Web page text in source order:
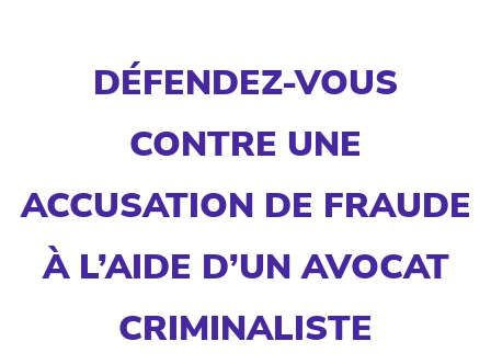
DÉFENDEZ-VOUS
CONTRE UNE
ACCUSATION DE FRAUDE
À L’AIDE D’UN AVOCAT
CRIMINALISTE